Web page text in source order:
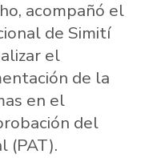
acompañó el
de Simití
el
de la
en el
del
(PAT).